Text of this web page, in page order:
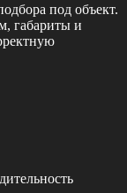
под объект.
габариты и